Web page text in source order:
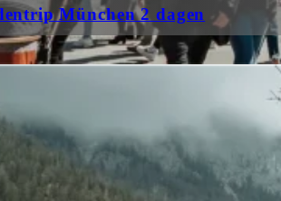
München 2 dagen